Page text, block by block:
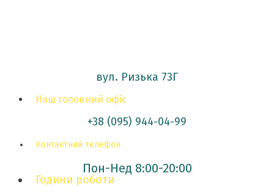
вул. Ризька 73Г
Наш головний офіс
+38 (095) 944-04-99
Контактний телефон
Пон-Нед 8:00-20:00
Години роботи